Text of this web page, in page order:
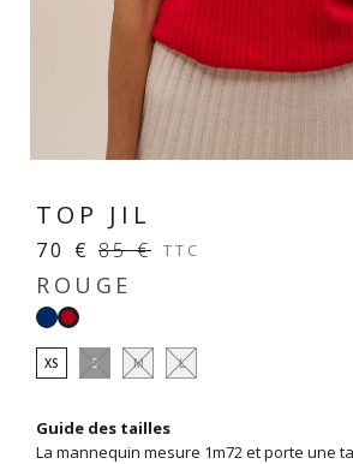
TOP JIL
70 € 85 € TTC
ROUGE
NavyRouge
XS S M L
Guide des tailles
La mannequin mesure 1m72 et porte une